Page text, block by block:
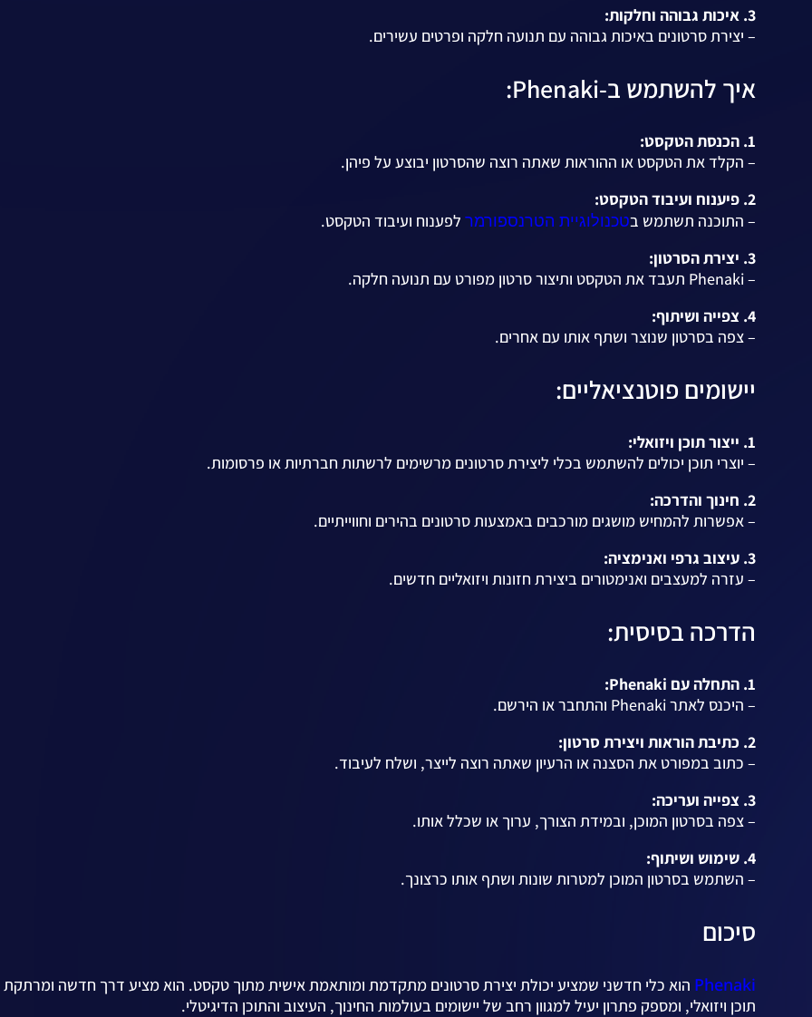
3. איכות גבוהה וחלקות:
– יצירת סרטונים באיכות גבוהה עם תנועה חלקה ופרטים עשירים.
איך להשתמש ב-Phenaki:
1. הכנסת הטקסט:
– הקלד את הטקסט או ההוראות שאתה רוצה שהסרטון יבוצע על פיהן.
2. פיענוח ועיבוד הטקסט:
– התוכנה תשתמש בטכנולוגיית הטרנספורמר לפענוח ועיבוד הטקסט.
3. יצירת הסרטון:
– Phenaki תעבד את הטקסט ותיצור סרטון מפורט עם תנועה חלקה.
4. צפייה ושיתוף:
– צפה בסרטון שנוצר ושתף אותו עם אחרים.
יישומים פוטנציאליים:
1. ייצור תוכן ויזואלי:
– יוצרי תוכן יכולים להשתמש בכלי ליצירת סרטונים מרשימים לרשתות חברתיות או פרסומות.
2. חינוך והדרכה:
– אפשרות להמחיש מושגים מורכבים באמצעות סרטונים בהירים וחווייתיים.
3. עיצוב גרפי ואנימציה:
– עזרה למעצבים ואנימטורים ביצירת חזונות ויזואליים חדשים.
הדרכה בסיסית:
1. התחלה עם Phenaki:
– היכנס לאתר Phenaki והתחבר או הירשם.
2. כתיבת הוראות ויצירת סרטון:
– כתוב במפורט את הסצנה או הרעיון שאתה רוצה לייצר, ושלח לעיבוד.
3. צפייה ועריכה:
– צפה בסרטון המוכן, ובמידת הצורך, ערוך או שכלל אותו.
4. שימוש ושיתוף:
– השתמש בסרטון המוכן למטרות שונות ושתף אותו כרצונך.
סיכום
Phenaki הוא כלי חדשני שמציע יכולת יצירת סרטונים מתקדמת ומותאמת אישית מתוך טקסט. הוא מציע דרך חדשה ומרתקת
תוכן ויזואלי, ומספק פתרון יעיל למגוון רחב של יישומים בעולמות החינוך, העיצוב והתוכן הדיגיטלי.